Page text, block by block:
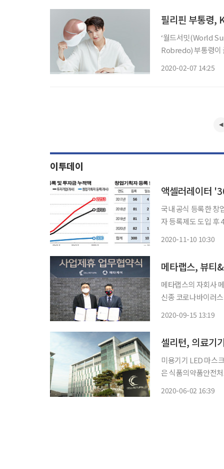
필리핀 부통령,
‘월드서밋(World
Robredo) 부통령이
2020-02-07 14:25
이투데이
액셀러레이터
국내 공식 등록한 창
자 등록제도 도입 후
2020-11-10 10:30
메타랩스의 자회사
신종 코로나바이러
2020-09-15 13:19
셀리턴, 의료기
미용기기 LED 마스
은 식품의약품안전
2020-06-02 16:39